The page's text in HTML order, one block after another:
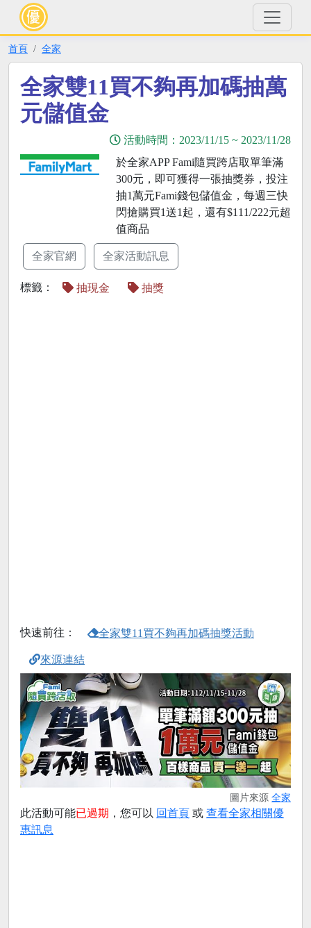
首頁 全家
全家雙11買不夠再加碼抽萬
元儲值金
活動時間： 2023/11/15 ~ 2023/11/28
於全家APP Fami隨買跨店取單筆滿
300元，即可獲得一張抽獎券，投注
抽1萬元Fami錢包儲值金，每週三快
閃搶購買1送1起，還有$111/222元超
值商品
全家官網 全家活動訊息
標籤： 抽現金 抽獎
快速前往： 全家雙11買不夠再加碼抽獎活動
來源連結
圖片來源 全家
此活動可能已過期 ，您可以 回首頁 或 查看全家相關優
惠訊息